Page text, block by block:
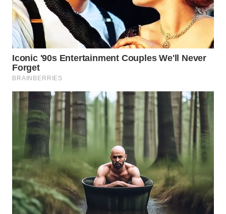
WN
MALUT
WN
DAIRI
WN
DANAU
TOBA
WN
NIAS
WN
LANGKAT